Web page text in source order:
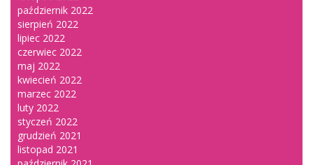
październik 2022
sierpień 2022
lipiec 2022
czerwiec 2022
maj 2022
kwiecień 2022
marzec 2022
luty 2022
styczeń 2022
grudzień 2021
listopad 2021